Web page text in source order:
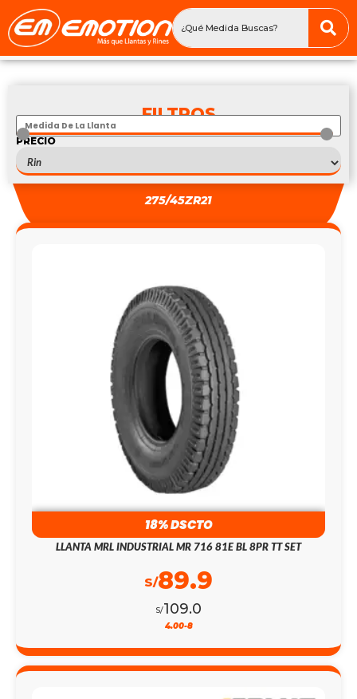
FILTROS
PRECIO
275/45ZR21
18% DSCTO
LLANTA MRL INDUSTRIAL MR 716 81E BL 8PR TT SET
S/109.0
S/89.9
4.00-8